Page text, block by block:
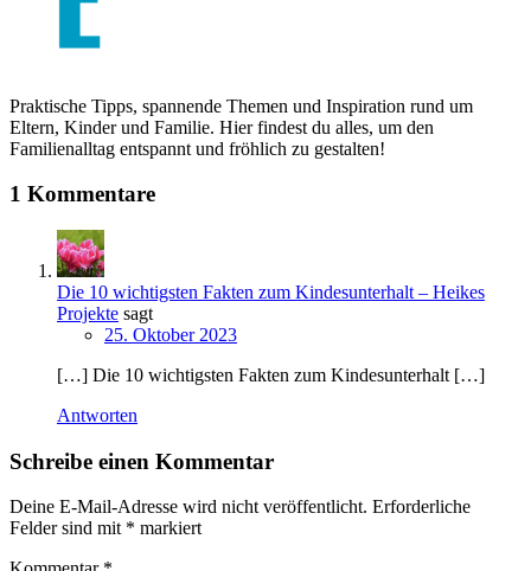
Praktische Tipps, spannende Themen und Inspiration rund um
Eltern, Kinder und Familie. Hier findest du alles, um den
Familienalltag entspannt und fröhlich zu gestalten!
1 Kommentare
Die 10 wichtigsten Fakten zum Kindesunterhalt – Heikes
Projekte sagt
25. Oktober 2023
[…] Die 10 wichtigsten Fakten zum Kindesunterhalt […]
Antworten
Schreibe einen Kommentar
Deine E-Mail-Adresse wird nicht veröffentlicht. Erforderliche
Felder sind mit * markiert